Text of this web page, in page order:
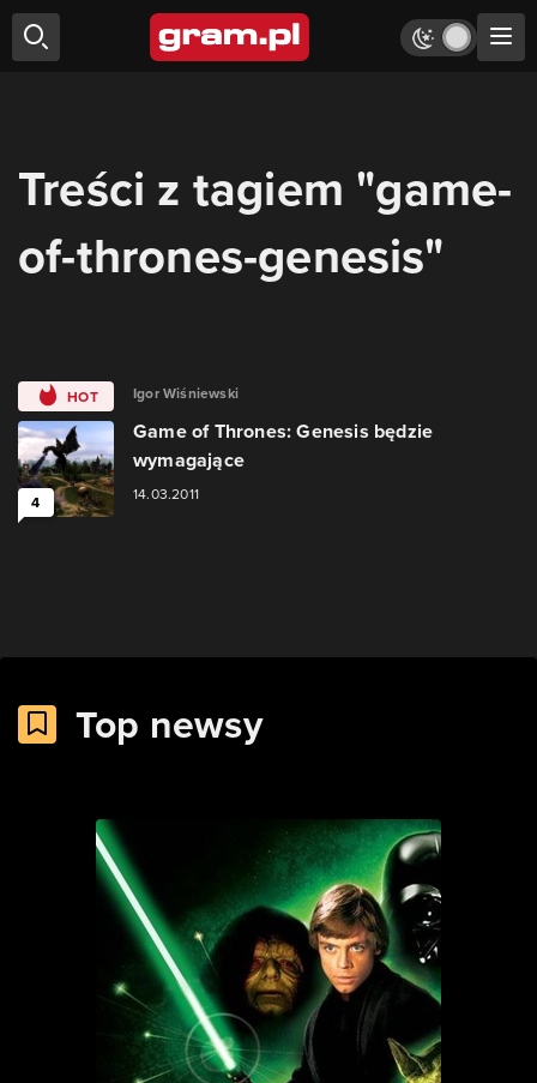
Treści z tagiem "game-
of-thrones-genesis"
HOT
4
Igor Wiśniewski
Game of Thrones: Genesis będzie
wymagające
14.03.2011
Top newsy